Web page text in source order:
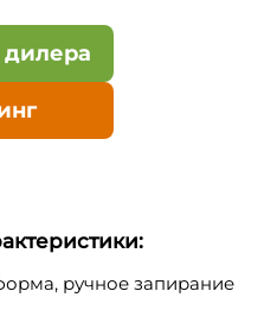
дилера
ручное запирание